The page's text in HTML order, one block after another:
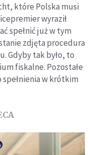
które Polska musi
wyraził
spełnić już w tym
zdjęta procedura
Gdyby tak było, to
fiskalne. Pozostałe
w krótkim